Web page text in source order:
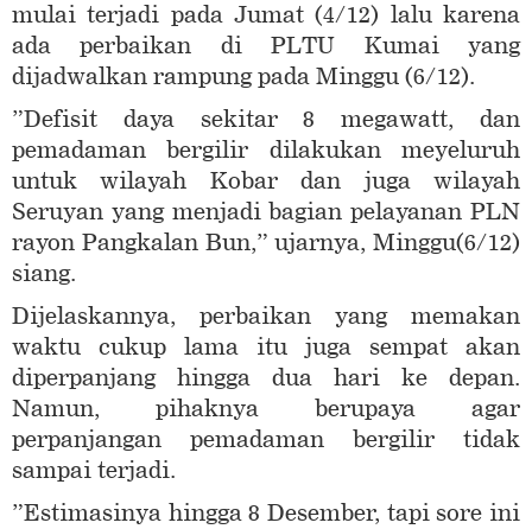
mulai terjadi pada Jumat (4/12) lalu karena
ada perbaikan di PLTU Kumai yang
dijadwalkan rampung pada Minggu (6/12).
”Defisit daya sekitar 8 megawatt, dan
pemadaman bergilir dilakukan meyeluruh
untuk wilayah Kobar dan juga wilayah
Seruyan yang menjadi bagian pelayanan PLN
rayon Pangkalan Bun,” ujarnya, Minggu(6/12)
siang.
Dijelaskannya, perbaikan yang memakan
waktu cukup lama itu juga sempat akan
diperpanjang hingga dua hari ke depan.
Namun, pihaknya berupaya agar
perpanjangan pemadaman bergilir tidak
sampai terjadi.
”Estimasinya hingga 8 Desember, tapi sore ini